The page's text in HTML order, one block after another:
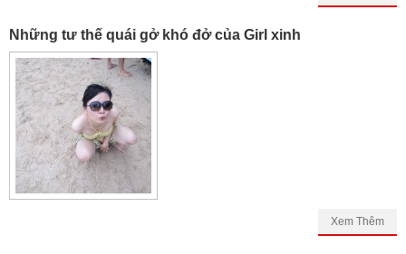
Những tư thế quái gở khó đở của Girl xinh
Xem Thêm